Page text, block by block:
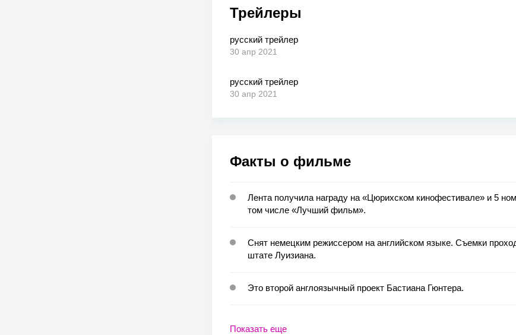
Трейлеры
русский трейлер
30 апр 2021
русский трейлер
30 апр 2021
Факты о фильме
Лента получила награду на «Цюрихском кинофестивале» и 5
том числе «Лучший фильм».
Снят немецким режиссером на английском языке. Съемки
штате Луизиана.
Это второй англоязычный проект Бастиана Гюнтера.
Показать еще